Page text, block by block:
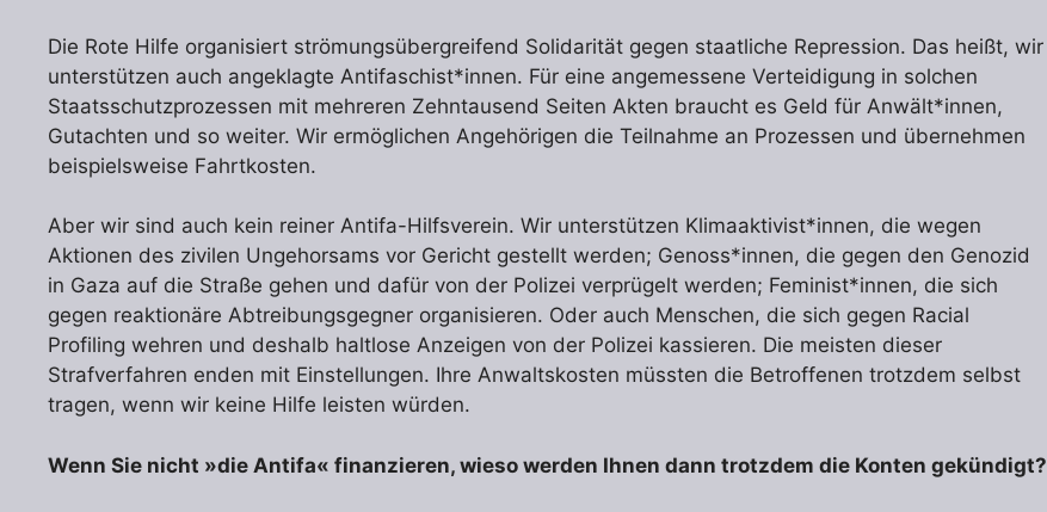
Die Rote Hilfe organisiert strömungsübergreifend Solidarität gegen staatliche Repression. Das heißt, wir
unterstützen auch angeklagte Antifaschist*innen. Für eine angemessene Verteidigung in solchen
Staatsschutzprozessen mit mehreren Zehntausend Seiten Akten braucht es Geld für Anwält*innen,
Gutachten und so weiter. Wir ermöglichen Angehörigen die Teilnahme an Prozessen und übernehmen
beispielsweise Fahrtkosten.
Aber wir sind auch kein reiner Antifa-Hilfsverein. Wir unterstützen Klima­aktivist*innen, die wegen
Aktionen des zivilen Ungehorsams vor Gericht gestellt werden; Genoss*innen, die gegen den Genozid
in Gaza auf die Straße gehen und dafür von der Polizei verprügelt werden; Feminist*innen, die sich
gegen reaktionäre Abtreibungsgegner organisieren. Oder auch Menschen, die sich gegen Racial
Profiling wehren und deshalb haltlose Anzeigen von der Polizei kassieren. Die meisten dieser
Strafverfahren enden mit Einstellungen. Ihre Anwaltskosten müssten die Betroffenen trotzdem selbst
tragen, wenn wir keine Hilfe leisten würden.
Wenn Sie nicht »die Antifa« finanzieren, wieso werden Ihnen dann trotzdem die Konten gekündigt?